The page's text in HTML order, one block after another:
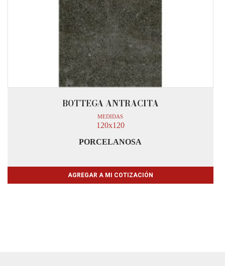
BOTTEGA ANTRACITA
MEDIDAS
120x120
PORCELANOSA
AGREGAR A MI COTIZACIÓN